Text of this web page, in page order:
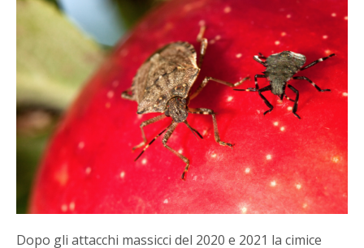
Dopo gli attacchi massicci del 2020 e 2021 la cimice